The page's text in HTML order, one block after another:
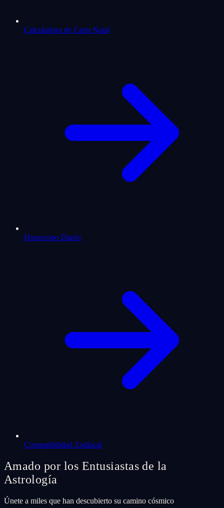
Calculadora de Carta Natal
Horoscopo Diario
Compatibilidad Zodiacal
Amado por los Entusiastas de la
Astrología
Únete a miles que han descubierto su camino cósmico